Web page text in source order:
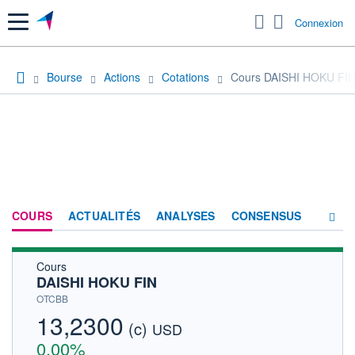
Menu Connexion
Bourse Actions Cotations Cours DAISHI HOKU FIN
COURS ACTUALITÉS ANALYSES CONSENSUS
ACTIONNAIRES
Cours
DAISHI HOKU FIN
OTCBB
13,2300 (c) USD
0,00%